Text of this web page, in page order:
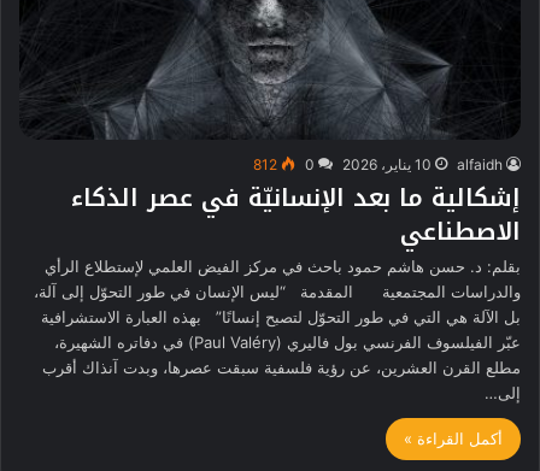
alfaidh 10 يناير، 2026 0
812
إشكالية ما بعد الإنسانيّة في عصر الذكاء
الاصطناعي
بقلم: د. حسن هاشم حمود باحث في مركز الفيض العلمي لإستطلاع الرأي
والدراسات المجتمعية المقدمة “ليس الإنسان في طور التحوّل إلى آلة،
بل الآلة هي التي في طور التحوّل لتصبح إنسانًا” بهذه العبارة الاستشرافية
عبّر الفيلسوف الفرنسي بول فاليري (Paul Valéry) في دفاتره الشهيرة،
مطلع القرن العشرين، عن رؤية فلسفية سبقت عصرها، وبدت آنذاك أقرب
إلى…
أكمل القراءة »